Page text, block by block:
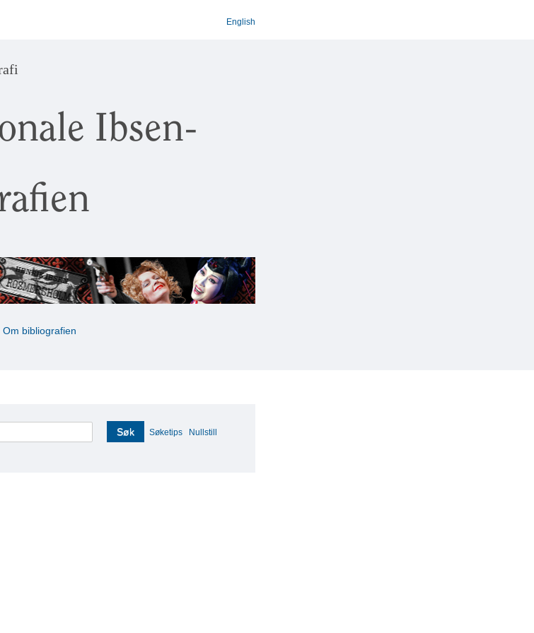
English
Ibsen-
Om bibliografien
Søk Søketips Nullstill